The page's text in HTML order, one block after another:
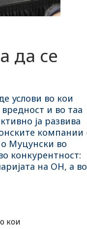
да се
услови во кои
и во таа
ја развива
компании
Муцунски во
конкурентност:
на ОН, а во
кои